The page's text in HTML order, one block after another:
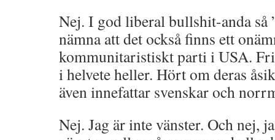
Nej. I god liberal bullshit-anda så
nämna att det också finns ett
kommunitaristiskt parti i USA.
i helvete heller. Hört om deras
även innefattar svenskar och
Nej. Jag är inte vänster. Och nej,